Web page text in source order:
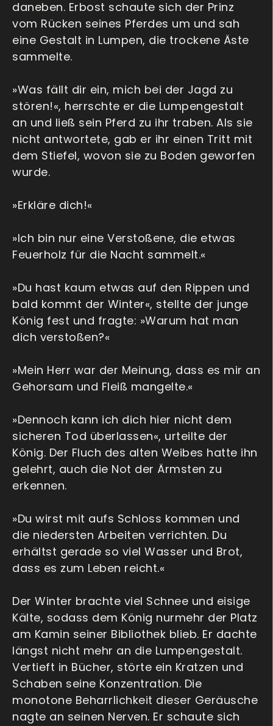
daneben. Erbost schaute sich der Prinz
vom Rücken seines Pferdes um und sah
eine Gestalt in Lumpen, die trockene Äste
sammelte.
»Was fällt dir ein, mich bei der Jagd zu
stören!«, herrschte er die Lumpengestalt
an und ließ sein Pferd zu ihr traben. Als sie
nicht antwortete, gab er ihr einen Tritt mit
dem Stiefel, wovon sie zu Boden geworfen
wurde.
»Erkläre dich!«
»Ich bin nur eine Verstoßene, die etwas
Feuerholz für die Nacht sammelt.«
»Du hast kaum etwas auf den Rippen und
bald kommt der Winter«, stellte der junge
König fest und fragte: »Warum hat man
dich verstoßen?«
»Mein Herr war der Meinung, dass es mir an
Gehorsam und Fleiß mangelte.«
»Dennoch kann ich dich hier nicht dem
sicheren Tod überlassen«, urteilte der
König. Der Fluch des alten Weibes hatte ihn
gelehrt, auch die Not der Ärmsten zu
erkennen.
»Du wirst mit aufs Schloss kommen und
die niedersten Arbeiten verrichten. Du
erhältst gerade so viel Wasser und Brot,
dass es zum Leben reicht.«
Der Winter brachte viel Schnee und eisige
Kälte, sodass dem König nurmehr der Platz
am Kamin seiner Bibliothek blieb. Er dachte
längst nicht mehr an die Lumpengestalt.
Vertieft in Bücher, störte ein Kratzen und
Schaben seine Konzentration. Die
monotone Beharrlichkeit dieser Geräusche
nagte an seinen Nerven. Er schaute sich